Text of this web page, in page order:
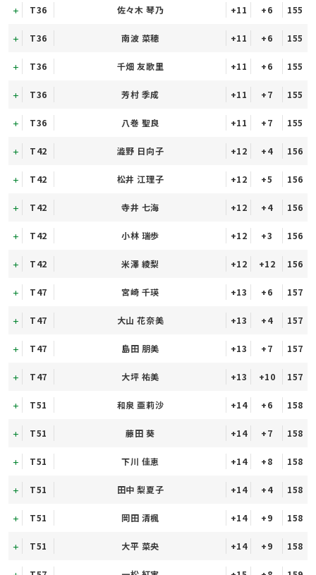
T36 佐々木 琴乃 +11 +6 155
T36 南波 菜穂 +11 +6 155
T36 千畑 友歌里 +11 +6 155
T36 芳村 季成 +11 +7 155
T36 八巻 聖良 +11 +7 155
T42 澁野 日向子 +12 +4 156
T42 松井 江理子 +12 +5 156
T42 寺井 七海 +12 +4 156
T42 小林 瑞歩 +12 +3 156
T42 米澤 綾梨 +12 +12 156
T47 宮崎 千瑛 +13 +6 157
T47 大山 花奈美 +13 +4 157
T47 島田 朋美 +13 +7 157
T47 大坪 祐美 +13 +10 157
T51 和泉 亜莉沙 +14 +6 158
T51 藤田 葵 +14 +7 158
T51 下川 佳恵 +14 +8 158
T51 田中 梨夏子 +14 +4 158
T51 岡田 清楓 +14 +9 158
T51 大平 菜央 +14 +9 158